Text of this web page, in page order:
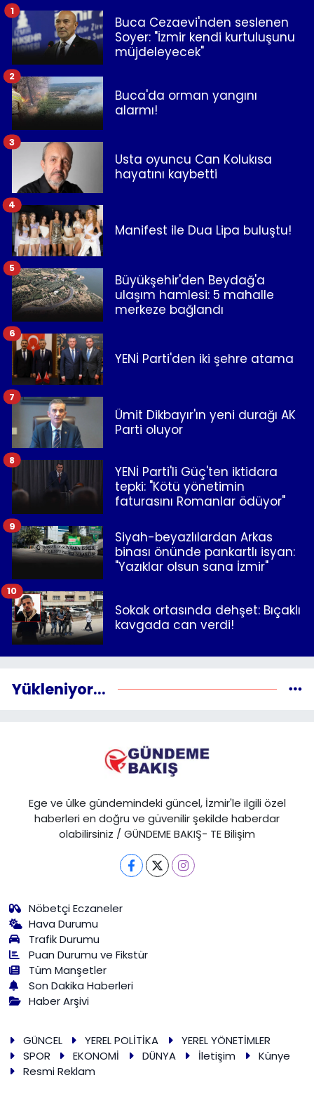
Buca Cezaevi'nden seslenen
Soyer: "İzmir kendi kurtuluşunu
müjdeleyecek"
1
Buca'da orman yangını
alarmı!
2
Usta oyuncu Can Kolukısa
hayatını kaybetti
3
Manifest ile Dua Lipa buluştu!
4
Büyükşehir'den Beydağ'a
ulaşım hamlesi: 5 mahalle
merkeze bağlandı
5
YENİ Parti'den iki şehre atama
6
Ümit Dikbayır'ın yeni durağı AK
Parti oluyor
7
YENİ Parti'li Güç'ten iktidara
tepki: "Kötü yönetimin
faturasını Romanlar ödüyor"
8
Siyah-beyazlılardan Arkas
binası önünde pankartlı isyan:
"Yazıklar olsun sana İzmir"
9
Sokak ortasında dehşet: Bıçaklı
kavgada can verdi!
10
Yükleniyor...
Ege ve ülke gündemindeki güncel, İzmir'le ilgili özel
haberleri en doğru ve güvenilir şekilde haberdar
olabilirsiniz / GÜNDEME BAKIŞ- TE Bilişim
Nöbetçi Eczaneler
Hava Durumu
Trafik Durumu
Puan Durumu ve Fikstür
Tüm Manşetler
Son Dakika Haberleri
Haber Arşivi
GÜNCEL YEREL POLİTİKA
YEREL YÖNETİMLER
SPOR
EKONOMİ DÜNYA İletişim
Künye
Resmi Reklam